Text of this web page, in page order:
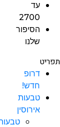
עד
2700
הסיפור
שלנו
תפריט
דרופ
חדש!
טבעות
אירוסין